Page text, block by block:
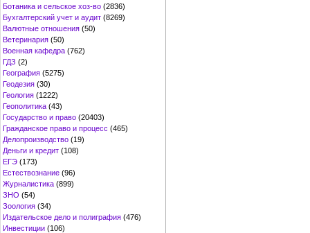
Ботаника и сельское хоз-во (2836)
Бухгалтерский учет и аудит (8269)
Валютные отношения (50)
Ветеринария (50)
Военная кафедра (762)
ГДЗ (2)
География (5275)
Геодезия (30)
Геология (1222)
Геополитика (43)
Государство и право (20403)
Гражданское право и процесс (465)
Делопроизводство (19)
Деньги и кредит (108)
ЕГЭ (173)
Естествознание (96)
Журналистика (899)
ЗНО (54)
Зоология (34)
Издательское дело и полиграфия (476)
Инвестиции (106)